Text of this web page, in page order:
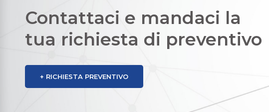
Contattaci e mandaci la
tua richiesta di preventivo
+ RICHIESTA PREVENTIVO